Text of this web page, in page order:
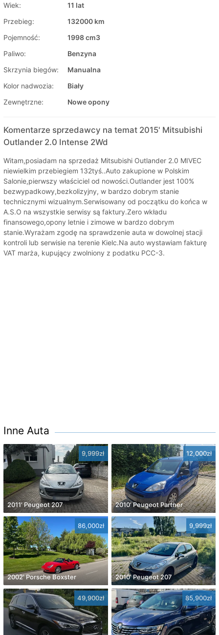
Wiek:
11 lat
Przebieg:
132000 km
Pojemność:
1998 cm3
Paliwo:
Benzyna
Skrzynia biegów:
Manualna
Kolor nadwozia:
Biały
Zewnętrzne:
Nowe opony
Komentarze sprzedawcy na temat 2015' Mitsubishi
Outlander 2.0 Intense 2Wd
Witam,posiadam na sprzedaż Mitsubishi Outlander 2.0 MIVEC
niewielkim przebiegiem 132tyś..Auto zakupione w Polskim
Salonie,pierwszy właściciel od nowości.Outlander jest 100%
bezwypadkowy,bezkolizyjny, w bardzo dobrym stanie
technicznymi wizualnym.Serwisowany od początku do końca w
A.S.O na wszystkie serwisy są faktury.Zero wkładu
finansowego,opony letnie i zimowe w bardzo dobrym
stanie.Wyrażam zgodę na sprawdzenie auta w dowolnej stacji
kontroli lub serwisie na terenie Kielc.Na auto wystawiam fakturę
VAT marża, kupujący zwolniony z podatku PCC-3.
Inne Auta
9,999zł
2011' Peugeot 207
12,000zł
2010' Peugeot Partner
86,000zł
2002' Porsche Boxster
9,999zł
2010' Peugeot 207
49,900zł 85,900zł